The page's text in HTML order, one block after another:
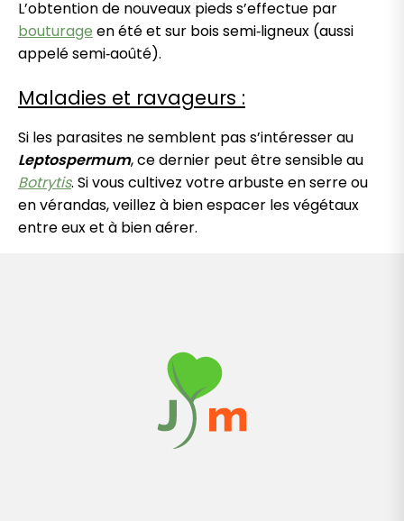
L’obtention de nouveaux pieds s’effectue par
bouturage en été et sur bois semi‑ligneux (aussi
appelé semi‑aoûté).
Maladies et ravageurs :
Si les parasites ne semblent pas s’intéresser au
Leptospermum, ce dernier peut être sensible au
Botrytis. Si vous cultivez votre arbuste en serre ou
en vérandas, veillez à bien espacer les végétaux
entre eux et à bien aérer.